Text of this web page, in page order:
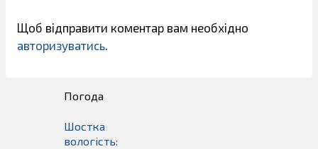
Щоб відправити коментар вам необхідно
авторизуватись.
Погода
Шостка
вологість: